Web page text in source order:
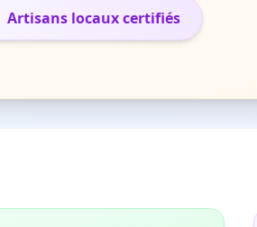
Artisans locaux certifiés